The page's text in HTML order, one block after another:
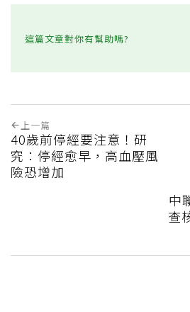
這篇文章對你有幫助嗎?
上一篇
40歲前停經要注意！研
究：停經愈早，高血壓風
險恐增加
中
查